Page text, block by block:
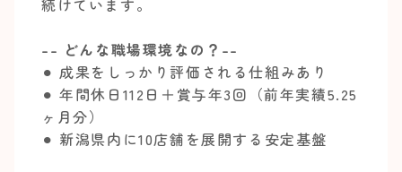
続けています。
-- どんな職場環境なの？--
⚫︎ 成果をしっかり評価される仕組みあり
⚫︎ 年間休日112日＋賞与年3回（前年実績5.25
ヶ月分）
⚫︎ 新潟県内に10店舗を展開する安定基盤